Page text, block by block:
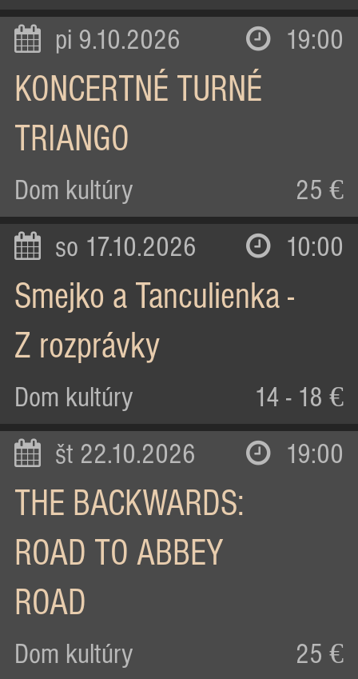
pi 9.10.2026 19:00
KONCERTNÉ TURNÉ
TRIANGO
Dom kultúry 25 €
so 17.10.2026 10:00
Smejko a Tanculienka -
Z rozprávky
Dom kultúry 14 - 18 €
št 22.10.2026 19:00
THE BACKWARDS:
ROAD TO ABBEY
ROAD
Dom kultúry 25 €